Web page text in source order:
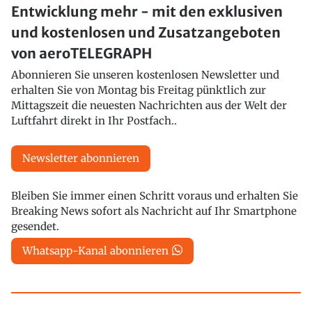
Entwicklung mehr - mit den exklusiven
und kostenlosen und Zusatzangeboten
von aeroTELEGRAPH
Abonnieren Sie unseren kostenlosen Newsletter und
erhalten Sie von Montag bis Freitag pünktlich zur
Mittagszeit die neuesten Nachrichten aus der Welt der
Luftfahrt direkt in Ihr Postfach..
Newsletter abonnieren
Bleiben Sie immer einen Schritt voraus und erhalten Sie
Breaking News sofort als Nachricht auf Ihr Smartphone
gesendet.
Whatsapp-Kanal abonnieren